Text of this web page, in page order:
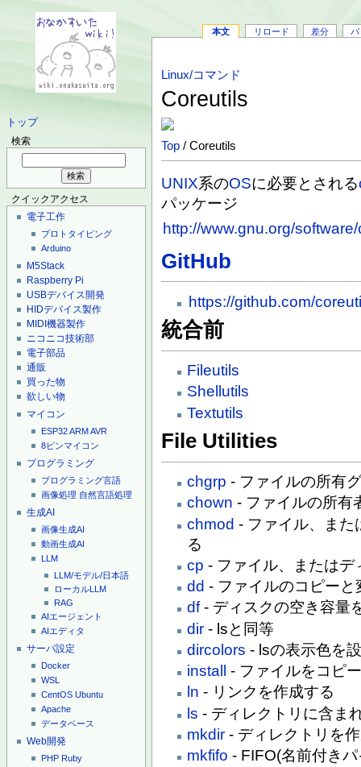
トップ
検索
クイックアクセス
電子工作
プロトタイピング
Arduino
M5Stack
Raspberry Pi
USBデバイス開発
HIDデバイス製作
MIDI機器製作
ニコニコ技術部
電子部品
通販
買った物
欲しい物
マイコン
ESP32ARMAVR
8ピンマイコン
プログラミング
プログラミング言語
画像処理 自然言語処理
生成AI
画像生成AI
動画生成AI
LLM
LLM/モデル/日本語
ローカルLLM
RAG
AIエージェント
AIエディタ
サーバ設定
Docker
WSL
CentOS Ubuntu
Apache
データベース
Web開発
PHP Ruby
本文 リロード 差分 バ
Linux/コマンド
Coreutils
Top / Coreutils
UNIX系のOSに必要とされる
パッケージ
http://www.gnu.org/
GitHub
https://github.com/
統合前
Fileutils
Shellutils
Textutils
File Utilities
chgrp - ファイルの所有
chown - ファイルの所有
chmod - ファイル、また
る
cp - ファイル、または
dd - ファイルのコピーと
df- ディスクの空き容量
dir - lsと同等
dircolors - lsの表示色を
install
- ファイルをコピ
ln - リンクを作成する
ls - ディレクトリに含ま
mkdir - ディレクトリを
mkfifo - FIFO(名前付き